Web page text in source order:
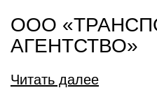
ООО
АГЕНТСТВО»
Читать далее